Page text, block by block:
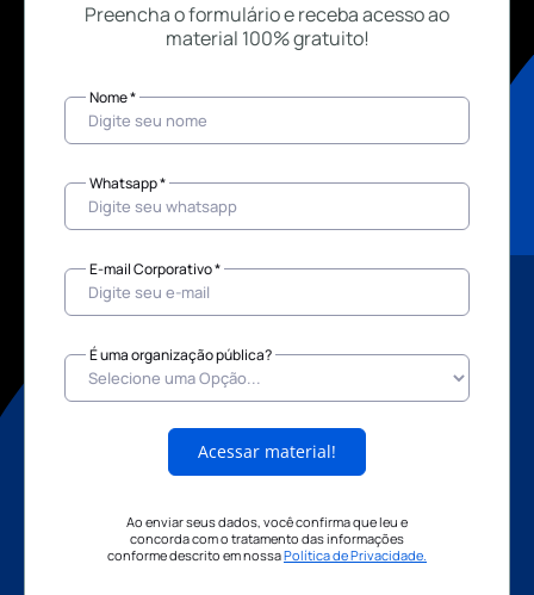
Preencha o formulário e receba acesso ao
material 100% gratuito!
Nome *
Whatsapp *
E-mail Corporativo *
É uma organização pública?
Acessar material!
Ao enviar seus dados, você confirma que leu e
concorda com o tratamento das informações
conforme descrito em nossaPolítica de Privacidade.